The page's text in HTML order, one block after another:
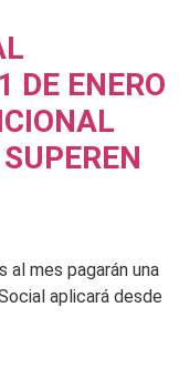
DE ENERO
al mes pagarán una
aplicará desde